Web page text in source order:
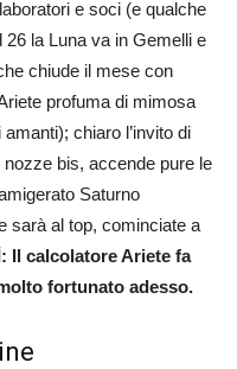
e soci (e qualche
la Luna va in Gemelli e
chiude il mese con
profuma di mimosa
chiaro l’invito di
bis, accende pure le
Saturno
sarà al top, cominciate a
Il calcolatore Ariete fa
fortunato adesso.